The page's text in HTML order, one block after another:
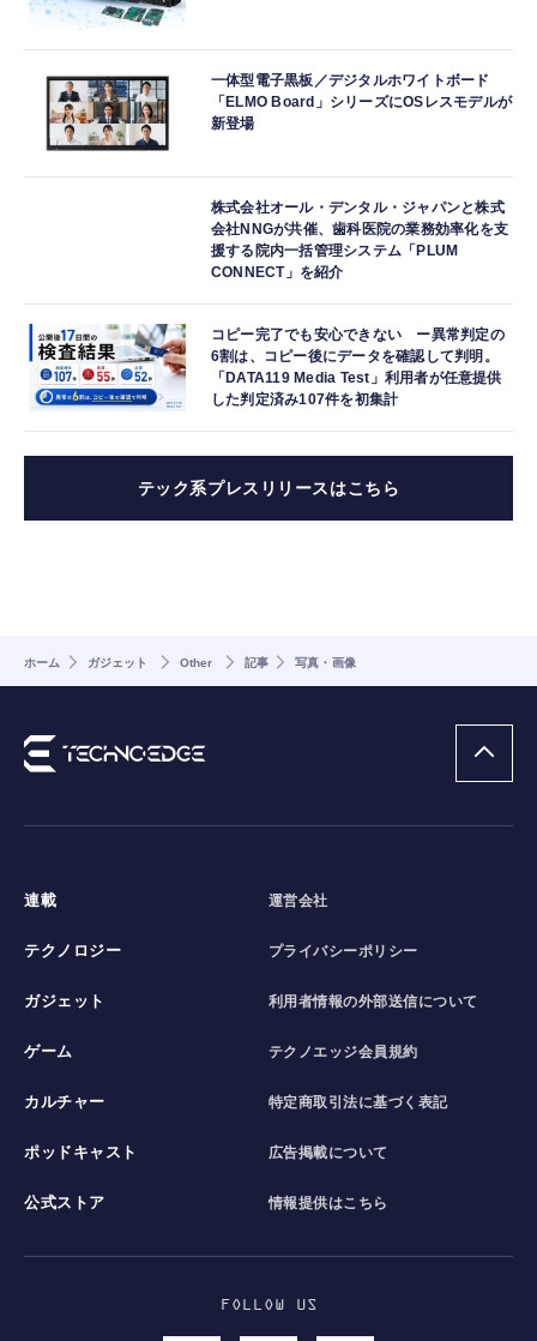
一体型電子黒板／デジタルホワイトボード
「ELMO Board」シリーズにOSレスモデルが
新登場
株式会社オール・デンタル・ジャパンと株式
会社NNGが共催、歯科医院の業務効率化を支
援する院内一括管理システム「PLUM
CONNECT」を紹介
コピー完了でも安心できない ー異常判定の
6割は、コピー後にデータを確認して判明。
「DATA119 Media Test」利用者が任意提供
した判定済み107件を初集計
テック系プレスリリースはこちら
ホーム ガジェット Other 記事 写真・画像
連載
テクノロジー
ガジェット
ゲーム
カルチャー
ポッドキャスト
公式ストア
運営会社
プライバシーポリシー
利用者情報の外部送信について
テクノエッジ会員規約
特定商取引法に基づく表記
広告掲載について
情報提供はこちら
FOLLOW US